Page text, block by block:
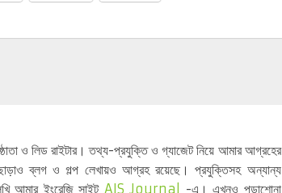
ও লিড রাইটার। তথ্য-প্রযুক্তি ও গ্যাজেট নিয়ে আমার আগ্রহের
ব্লগ ও গল্প লেখায়ও আগ্রহ রয়েছে। প্রযুক্তিসহ অন্যান্য
আমার ইংরেজি সাইট AIS Journal
-এ। এখনও পড়াশোনা